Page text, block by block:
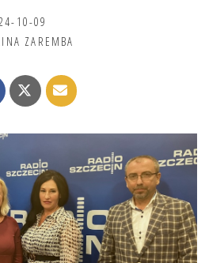
10-09
ZAREMBA